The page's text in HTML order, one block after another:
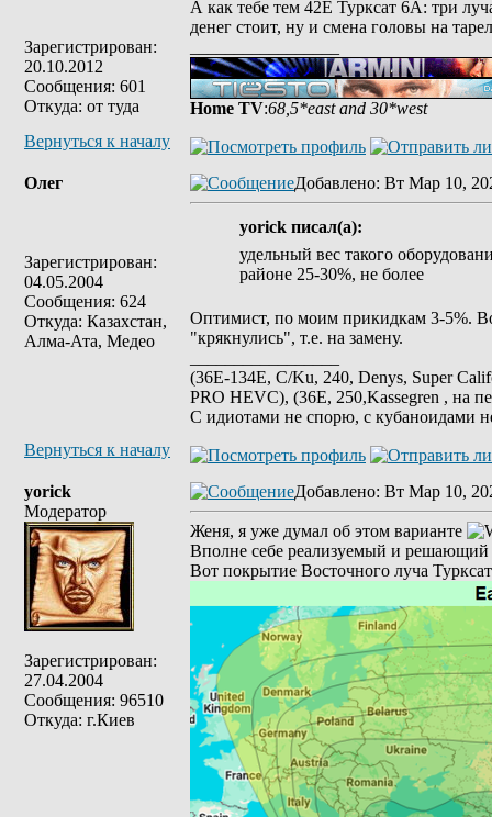
Зарегистрирован:
20.10.2012
Сообщения: 601
Откуда: от туда
А как тебе тем 42Е Турксат 6А: три
денег стоит, ну и смена головы на
Home TV:68,5*east and 30*west
Вернуться к началу
Олег
Зарегистрирован:
04.05.2004
Сообщения: 624
Откуда: Казахстан,
Алма-Ата, Медео
Добавлено: Вт Мар 10,
yorick писал(а):
удельный вес такого
районе 25-30%, не более
Оптимист, по моим прикидкам 3-5%. Во
"крякнулись", т.е. на замену.
(36E-134E, C/Ku, 240, Denys, Super
PRO HEVC), (36E, 250,Kassegren , на
С идиотами не спорю, с кубаноидами
Вернуться к началу
yorick
Модератор
Зарегистрирован:
27.04.2004
Сообщения: 96510
Откуда: г.Киев
Добавлено: Вт Мар 10,
Женя, я уже думал об этом варианте
Вполне себе реализуемый и решающий
Вот покрытие Восточного луча